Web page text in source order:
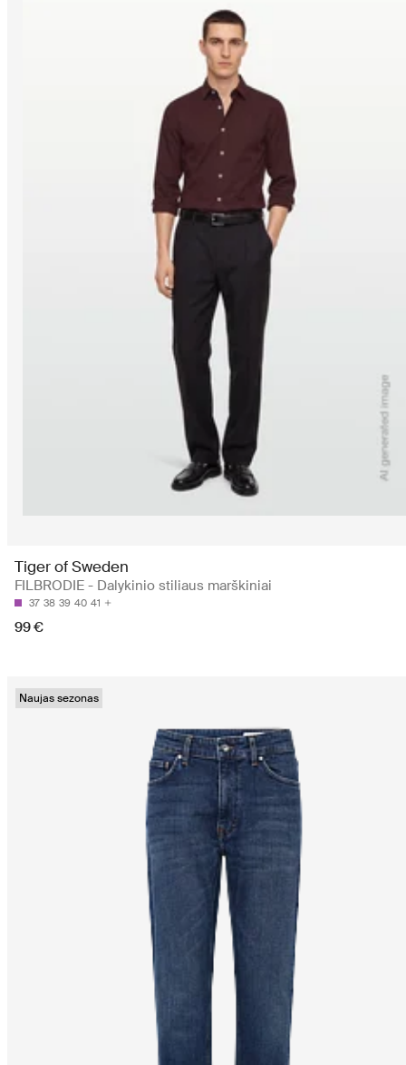
Tiger of Sweden
FILBRODIE - Dalykinio stiliaus marškiniai
37 38 39 40 41
99 €
Naujas sezonas